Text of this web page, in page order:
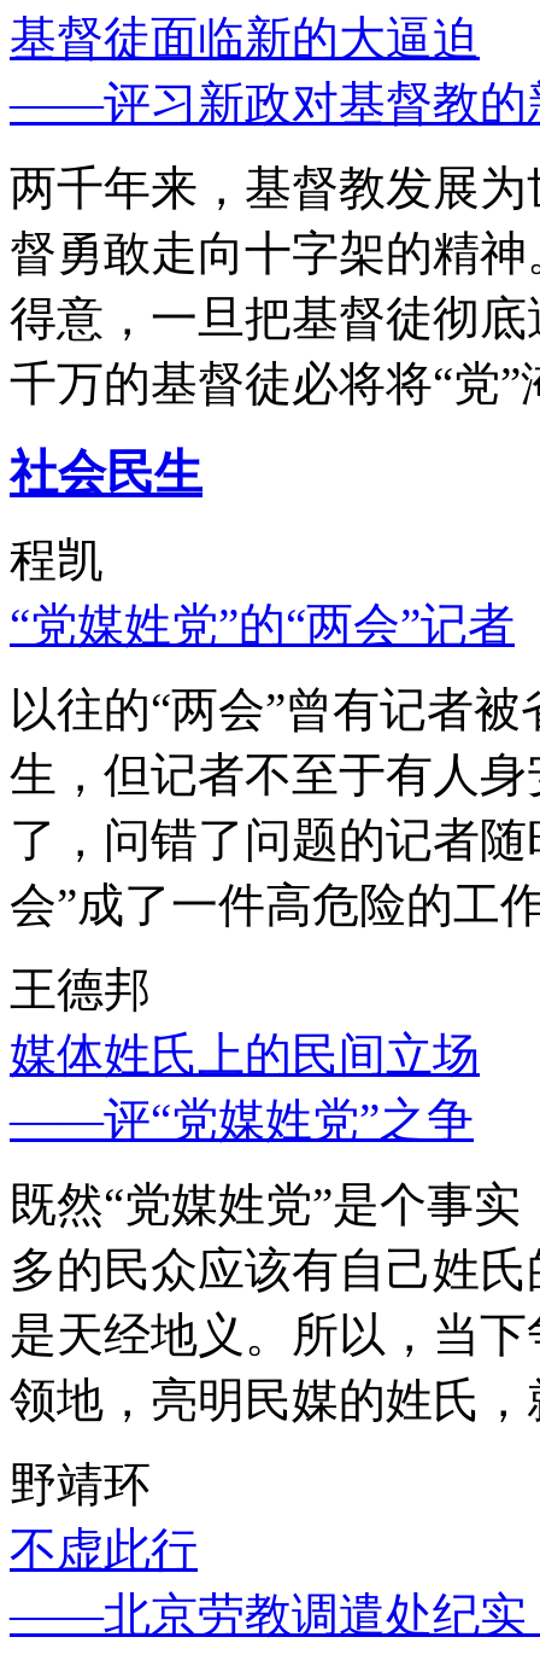
基督徒面临新的大逼迫
——评习新政对基督教的
两千年来，基督教发展
督勇敢走向十字架的精
得意，一旦把基督徒彻
千万的基督徒必将将“党”
社会民生
程凯
“党媒姓党”的“两会”记者
以往的“两会”曾有记者
生，但记者不至于有人
了，问错了问题的记者
会”成了一件高危险的工
王德邦
媒体姓氏上的民间立场
——评“党媒姓党”之争
既然“党媒姓党”是个事
多的民众应该有自己姓
是天经地义。所以，当
领地，亮明民媒的姓氏
野靖环
不虚此行
——北京劳教调遣处纪实